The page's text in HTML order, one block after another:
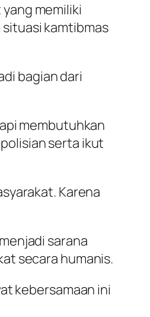
memiliki
kamtibmas
bagian dari
membutuhkan
serta ikut
Karena
sarana
secara humanis.
kebersamaan ini